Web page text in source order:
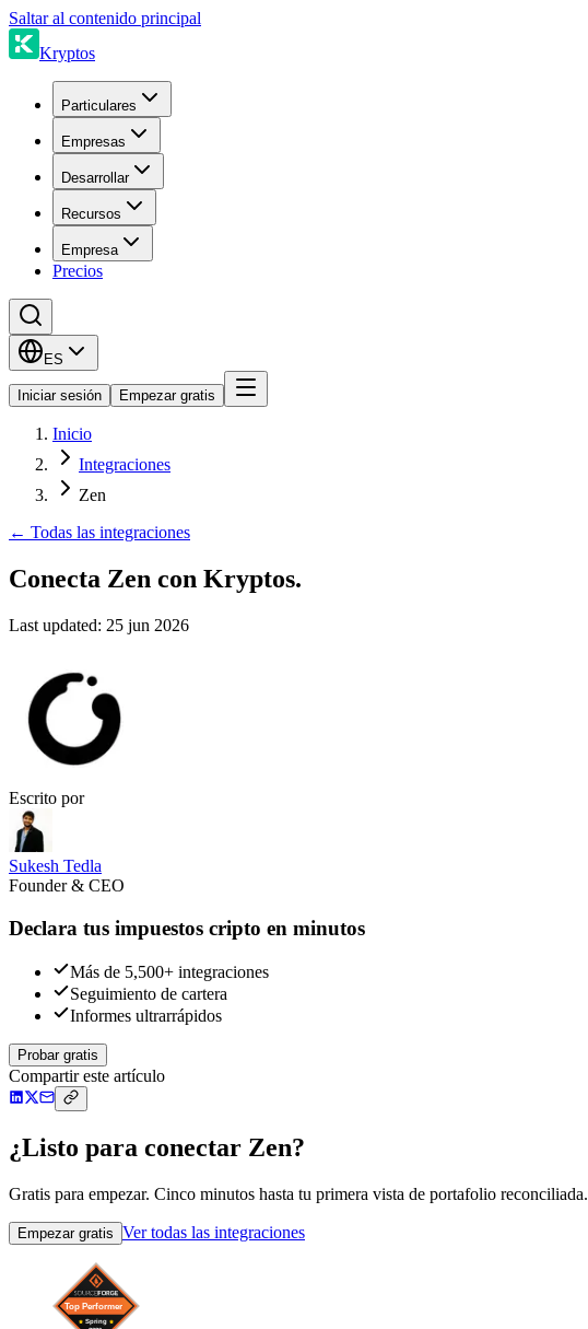
Saltar al contenido principal
Kryptos
Particulares
Empresas
Desarrollar
Recursos
Empresa
Precios
ES
Iniciar sesión Empezar gratis
Inicio
Integraciones
Zen
← Todas las integraciones
Conecta Zen con Kryptos.
Last updated: 25 jun 2026
Escrito por
Sukesh Tedla
Founder & CEO
Declara tus impuestos cripto en minutos
Más de 5,500+ integraciones
Seguimiento de cartera
Informes ultrarrápidos
Probar gratis
Compartir este artículo
¿Listo para conectar Zen?
Gratis para empezar. Cinco minutos hasta tu primera vista de portafolio reconciliada.
Empezar gratis Ver todas las integraciones